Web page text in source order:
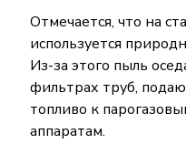
Отмечается, что на
используется
Из-за этого пыль
фильтрах труб,
топливо к
аппаратам.